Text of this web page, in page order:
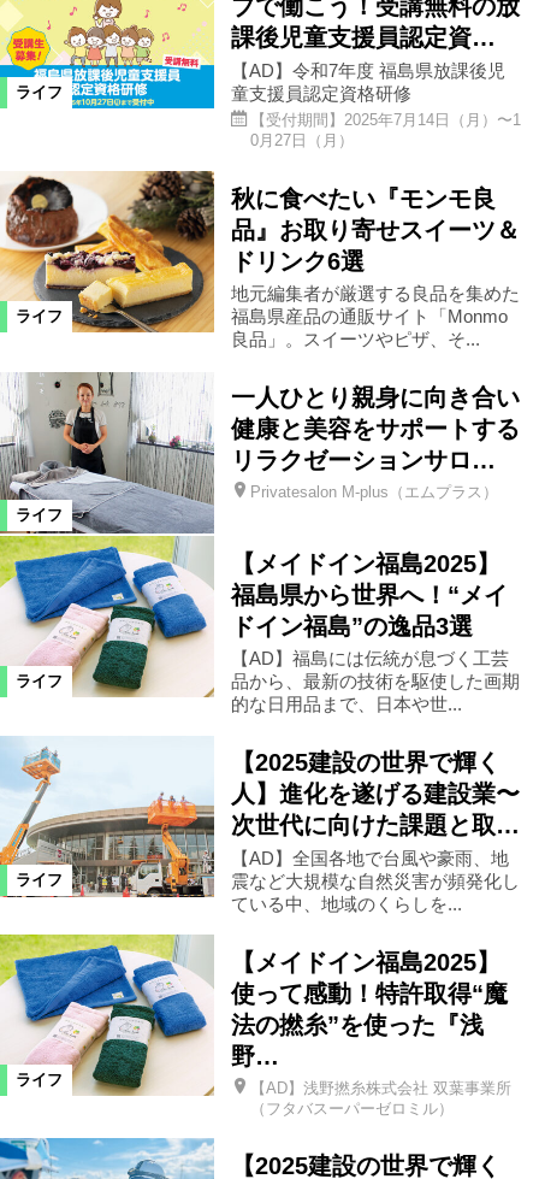
ヘアサロン・ネイルサロン 買い物
雑貨 ショップ 住宅 病院
車 生活 その他 イベント
スクール 特産品 レシピ
絞り込む
ライフ
ブで働こう！受講無料の放
課後児童支援員認定資…
【AD】令和7年度 福島県放課後児
童支援員認定資格研修
【受付期間】2025年7月14日（月）〜1
0月27日（月）
ライフ
秋に食べたい『モンモ良
品』お取り寄せスイーツ＆
ドリンク6選
地元編集者が厳選する良品を集めた
福島県産品の通販サイト「Monmo
良品」。スイーツやピザ、そ...
ライフ
一人ひとり親身に向き合い
健康と美容をサポートする
リラクゼーションサロ…
Privatesalon M-plus（エムプラス）
ライフ
【メイドイン福島2025】
福島県から世界へ！“メイ
ドイン福島”の逸品3選
【AD】福島には伝統が息づく工芸
品から、最新の技術を駆使した画期
的な日用品まで、日本や世...
ライフ
【2025建設の世界で輝く
人】進化を遂げる建設業〜
次世代に向けた課題と取…
【AD】全国各地で台風や豪雨、地
震など大規模な自然災害が頻発化し
ている中、地域のくらしを...
ライフ
【メイドイン福島2025】
使って感動！特許取得“魔
法の撚糸”を使った『浅
野…
【AD】浅野撚糸株式会社 双葉事業所
（フタバスーパーゼロミル）
【2025建設の世界で輝く